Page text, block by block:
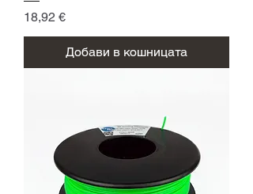
Цена
18,92 €
Добави в кошницата